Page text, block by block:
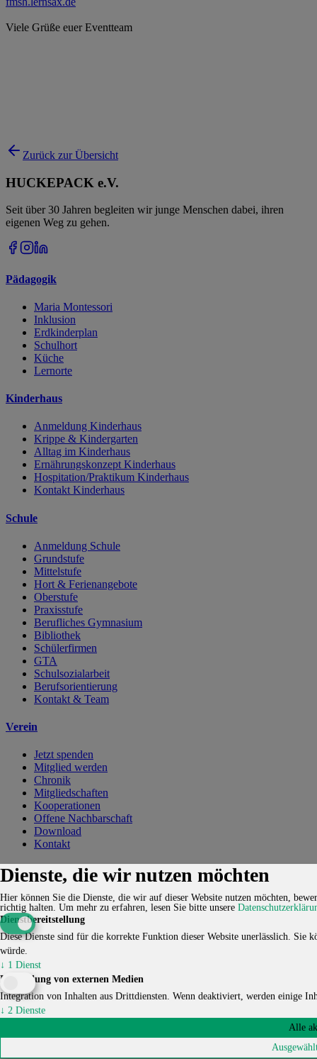
Viele Grüße euer Eventteam
Zurück zur Übersicht
HUCKEPACK e.V.
Seit über 30 Jahren begleiten wir junge Menschen dabei, ihren
eigenen Weg zu gehen.
Pädagogik
Maria Montessori
Inklusion
Erdkinderplan
Schulhort
Küche
Lernorte
Kinderhaus
Anmeldung Kinderhaus
Krippe & Kindergarten
Alltag im Kinderhaus
Ernährungskonzept Kinderhaus
Hospitation/Praktikum Kinderhaus
Kontakt Kinderhaus
Schule
Anmeldung Schule
Grundstufe
Mittelstufe
Hort & Ferienangebote
Oberstufe
Praxisstufe
Berufliches Gymnasium
Bibliothek
Schülerfirmen
GTA
Schulsozialarbeit
Berufsorientierung
Kontakt & Team
Verein
Jetzt spenden
Mitglied werden
Chronik
Mitgliedschaften
Kooperationen
Offene Nachbarschaft
Download
Kontakt
KontaktKarriereImpressumDatenschutzerklärungCookie-
Einstellungen
© 2026 HUCKEPACK e.V. - Alle Rechte vorbehalten.
Dienste, die wir nutzen möchten
Hier können Sie die Dienste, die wir auf dieser Website nutzen möchten,
richtig halten. Um mehr zu erfahren, lesen Sie bitte unsere
Dienstbereitstellung
Diese Dienste sind für die korrekte Funktion dieser Website unerlässlich.
würde.
↓ 1 Dienst
Einbindung von externen Medien
Integration von Inhalten aus Drittdiensten. Wenn deaktiviert, werden einige
↓ 2 Dienste
Alle